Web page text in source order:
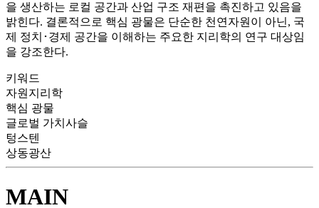
을 생산하는 로컬 공간과 산업 구조 재편을 촉진하고 있음을
밝힌다. 결론적으로 핵심 광물은 단순한 천연자원이 아닌, 국
제 정치･경제 공간을 이해하는 주요한 지리학의 연구 대상임
을 강조한다.
키워드
자원지리학
핵심 광물
글로벌 가치사슬
텅스텐
상동광산
MAIN